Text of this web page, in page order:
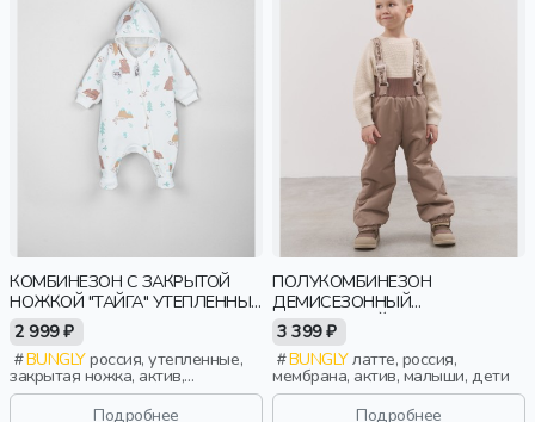
КОМБИНЕЗОН С ЗАКРЫТОЙ
НОЖКОЙ "ТАЙГА" УТЕПЛЕННЫЙ
0+
2 999 ₽
BUNGLYроссия, утепленные,
закрытая ножка, актив,
новорожденные, дети
Подробнее
ПОЛУКОМБИНЕЗОН
ДЕМИСЕЗОННЫЙ
МЕМБРАННЫЙ "ЛАТТЕ" 0+
3 399 ₽
BUNGLYлатте, россия,
мембрана, актив, малыши, дети
Подробнее